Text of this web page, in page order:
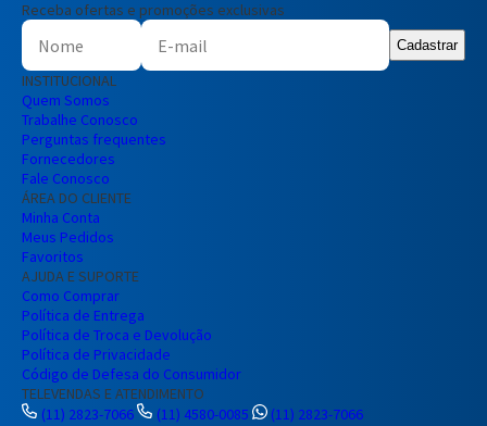
Receba ofertas e promoções exclusivas
Cadastrar
INSTITUCIONAL
Quem Somos
Trabalhe Conosco
Perguntas frequentes
Fornecedores
Fale Conosco
ÁREA DO CLIENTE
Minha Conta
Meus Pedidos
Favoritos
AJUDA E SUPORTE
Como Comprar
Política de Entrega
Política de Troca e Devolução
Política de Privacidade
Código de Defesa do Consumidor
TELEVENDAS E ATENDIMENTO
(11) 2823-7066
(11) 4580-0085
(11) 2823-7066